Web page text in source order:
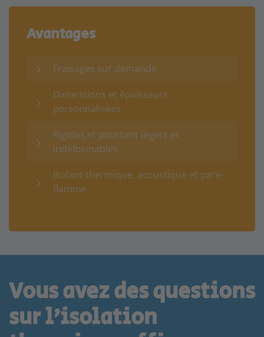
Avantages
Fraisages sur demande
Dimensions et épaisseurs
personnalisées
Rigides et pourtant légers et
indéformables
Isolant thermique, acoustique et pare-
flamme
Vous avez des questions
sur l’isolation